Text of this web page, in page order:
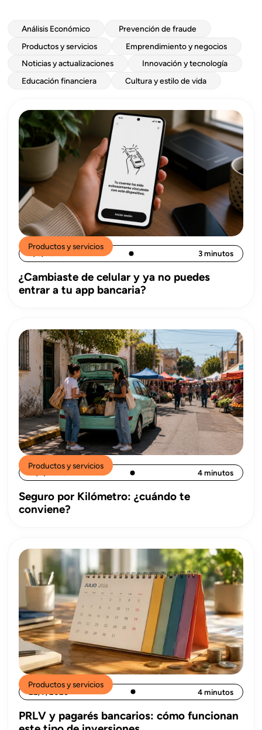
Análisis Económico
Prevención de fraude
Productos y servicios
Emprendimiento y negocios
Noticias y actualizaciones
Innovación y tecnología
Educación financiera
Cultura y estilo de vida
Productos y servicios
3 minutos
¿Cambiaste de celular y ya no puedes
entrar a tu app bancaria?
Productos y servicios
31/7/2026 4 minutos
Seguro por Kilómetro: ¿cuándo te
conviene?
Productos y servicios
22/7/2026 4 minutos
PRLV y pagarés bancarios: cómo funcionan